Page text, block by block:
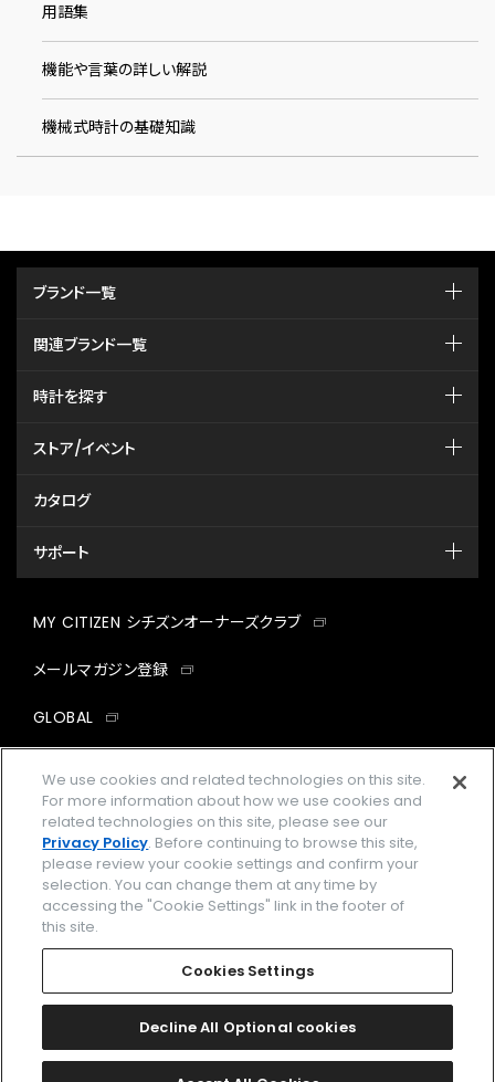
用語集
機能や言葉の詳しい解説
機械式時計の基礎知識
ブランド一覧
関連ブランド一覧
時計を探す
ストア/イベント
カタログ
サポート
MY CITIZEN シチズンオーナーズクラブ
メールマガジン登録
GLOBAL
facebookinstagramtwitter
企業情報 ご利用規約
プライバシーポリシー Cookies Settings
Amazon PayはAmazon.com, Inc.またはその関連会社の商標です。
We use cookies and related technologies on this site.
For more information about how we use cookies and
related technologies on this site, please see our
Privacy Policy. Before continuing to browse this site,
please review your cookie settings and confirm your
selection. You can change them at any time by
accessing the "Cookie Settings" link in the footer of
this site.
Cookies Settings
Decline All Optional cookies